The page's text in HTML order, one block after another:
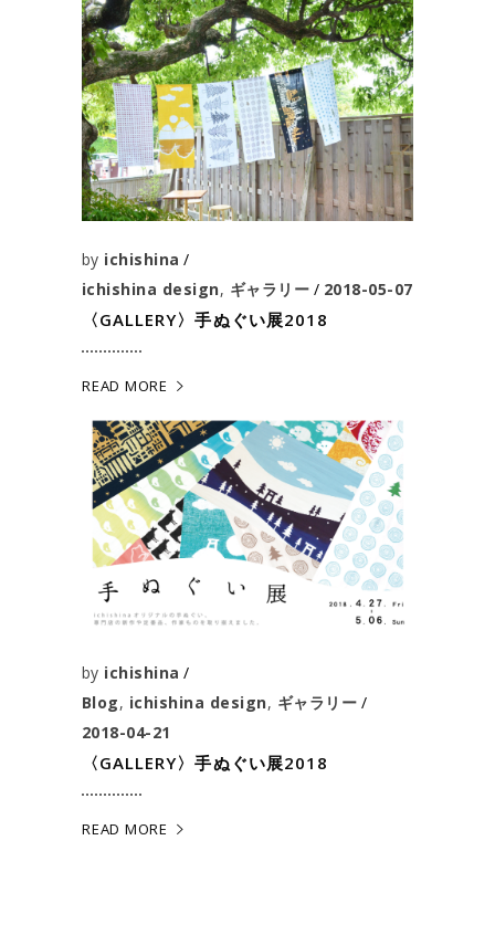
by ichishina
ichishina design, ギャラリー 2018-05-07
〈GALLERY〉手ぬぐい展2018
READ MORE
by ichishina
Blog, ichishina design, ギャラリー
2018-04-21
〈GALLERY〉手ぬぐい展2018
READ MORE